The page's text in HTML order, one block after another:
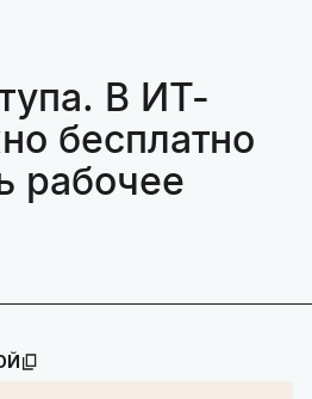
В ИТ-
бесплатно
рабочее